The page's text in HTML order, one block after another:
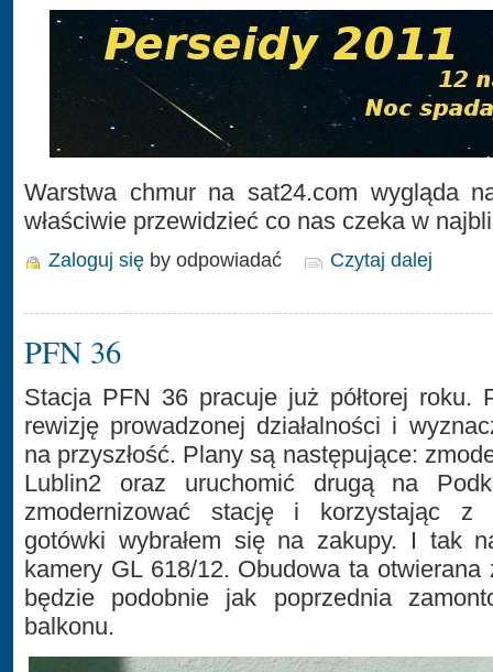
Warstwa chmur na sat24.com wygląda
właściwie przewidzieć co nas czeka w
Zaloguj się by odpowiadać Czytaj dalej
PFN 36
Stacja PFN 36 pracuje już półtorej roku.
rewizję prowadzonej działalności i
na przyszłość. Plany są następujące:
Lublin2 oraz uruchomić drugą na
zmodernizować stację i korzystając z
gotówki wybrałem się na zakupy. I tak
kamery GL 618/12. Obudowa ta otwierana
będzie podobnie jak poprzednia
balkonu.